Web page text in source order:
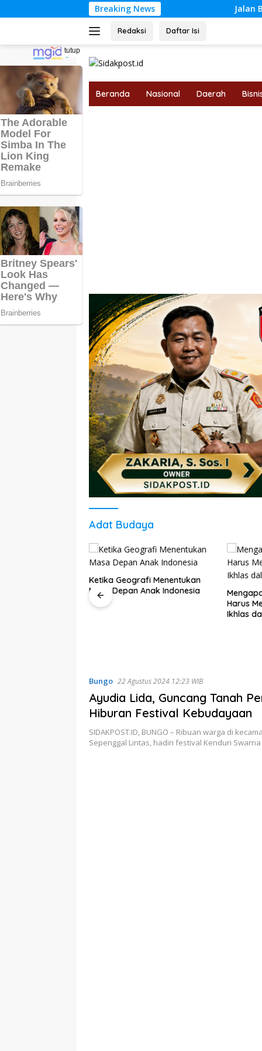
ke
Breaking News Jalan Baru TMMD
Redaksi Daftar Isi
tutup
Beranda Nasional Daerah
Adat Budaya
Ketika Geografi Menentukan
Masa Depan Anak Indonesia
Harus
Ikhlas
Bungo 22 Agustus 2024 12:23 WIB
Ayudia Lida, Guncang Tanah
Hiburan Festival Kebudayaan
SIDAKPOST.ID, BUNGO – Ribuan warga di
Sepenggal Lintas, hadiri festival Kenduri